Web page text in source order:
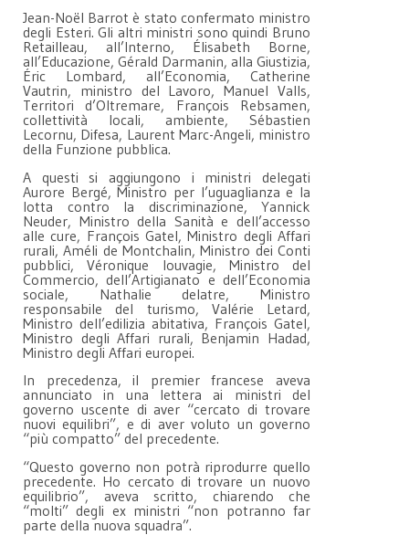
Jean-Noël Barrot è stato confermato ministro
degli Esteri. Gli altri ministri sono quindi Bruno
Retailleau, all’Interno, Élisabeth Borne,
all’Educazione, Gérald Darmanin, alla Giustizia,
Éric Lombard, all’Economia, Catherine
Vautrin, ministro del Lavoro, Manuel Valls,
Territori d’Oltremare, François Rebsamen,
collettività locali, ambiente, Sébastien
Lecornu, Difesa, Laurent Marc-Angeli, ministro
della Funzione pubblica.
A questi si aggiungono i ministri delegati
Aurore Bergé, Ministro per l’uguaglianza e la
lotta contro la discriminazione, Yannick
Neuder, Ministro della Sanità e dell’accesso
alle cure, François Gatel, Ministro degli Affari
rurali, Améli de Montchalin, Ministro dei Conti
pubblici, Véronique louvagie, Ministro del
Commercio, dell’Artigianato e dell’Economia
sociale, Nathalie delatre, Ministro
responsabile del turismo, Valérie Letard,
Ministro dell’edilizia abitativa, François Gatel,
Ministro degli Affari rurali, Benjamin Hadad,
Ministro degli Affari europei.
In precedenza, il premier francese aveva
annunciato in una lettera ai ministri del
governo uscente di aver “cercato di trovare
nuovi equilibri”, e di aver voluto un governo
“più compatto” del precedente.
“Questo governo non potrà riprodurre quello
precedente. Ho cercato di trovare un nuovo
equilibrio”, aveva scritto, chiarendo che
“molti” degli ex ministri “non potranno far
parte della nuova squadra”.